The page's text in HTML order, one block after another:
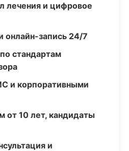
лечения и цифровое
онлайн-запись 24/7
стандартам
и корпоративными
от 10 лет, кандидаты
и